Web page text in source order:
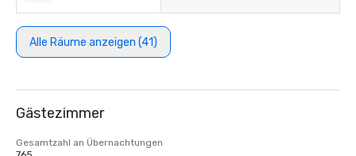
Alle Räume anzeigen (41)
Gästezimmer
Gesamtzahl an Übernachtungen